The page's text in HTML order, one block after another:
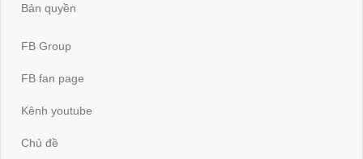
Bản quyền
FB Group
FB fan page
Kênh youtube
Chủ đề